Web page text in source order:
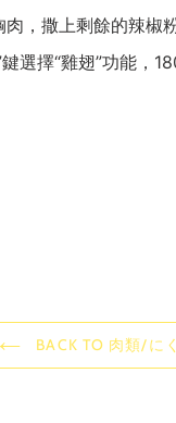
，撒上剩餘的辣椒
選擇“雞翅”功能，
BACK TO 肉類/にく